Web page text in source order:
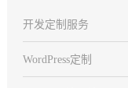
开发定制服务
WordPress定制